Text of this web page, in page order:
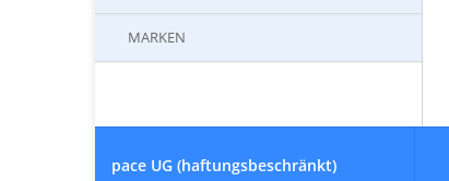
MARKEN
pace UG (haftungsbeschränkt)